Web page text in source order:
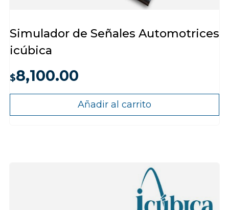
Simulador de Señales Automotrices
icúbica
$8,100.00
Añadir al carrito